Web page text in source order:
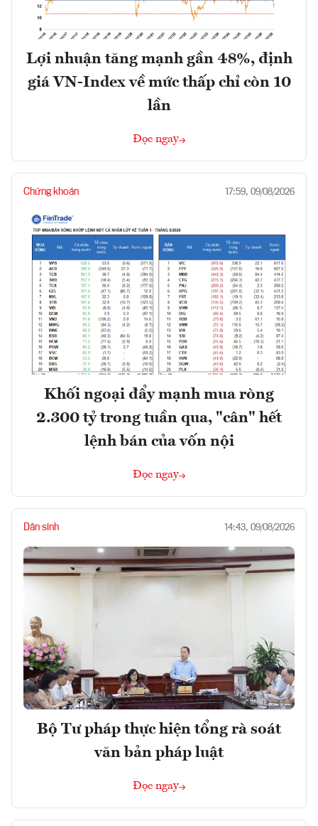
Lợi nhuận tăng mạnh gần 48%, định
giá VN-Index về mức thấp chỉ còn 10
lần
Đọc ngay
Chứng khoán 17:59, 09/08/2026
Khối ngoại đẩy mạnh mua ròng
2.300 tỷ trong tuần qua, "cân" hết
lệnh bán của vốn nội
Đọc ngay
Dân sinh 14:43, 09/08/2026
Bộ Tư pháp thực hiện tổng rà soát
văn bản pháp luật
Đọc ngay